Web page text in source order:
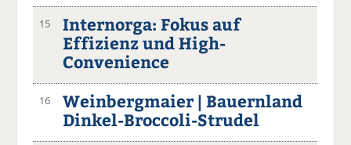
15
Internorga: Fokus auf
Effizienz und High-
Convenience
16
Weinbergmaier | Bauernland
Dinkel-Broccoli-Strudel